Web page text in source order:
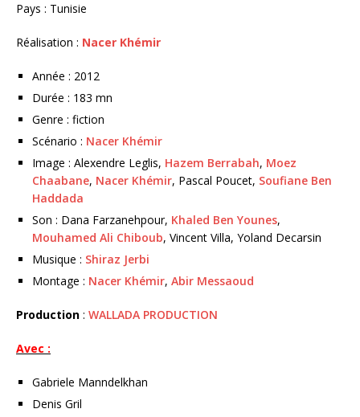
Pays : Tunisie
Réalisation : Nacer Khémir
Année : 2012
Durée : 183 mn
Genre : fiction
Scénario : Nacer Khémir
Image : Alexendre Leglis, Hazem Berrabah, Moez
Chaabane, Nacer Khémir, Pascal Poucet, Soufiane Ben
Haddada
Son : Dana Farzanehpour, Khaled Ben Younes,
Mouhamed Ali Chiboub, Vincent Villa, Yoland Decarsin
Musique : Shiraz Jerbi
Montage : Nacer Khémir, Abir Messaoud
Production : WALLADA PRODUCTION
Avec :
Gabriele Manndelkhan
Denis Gril